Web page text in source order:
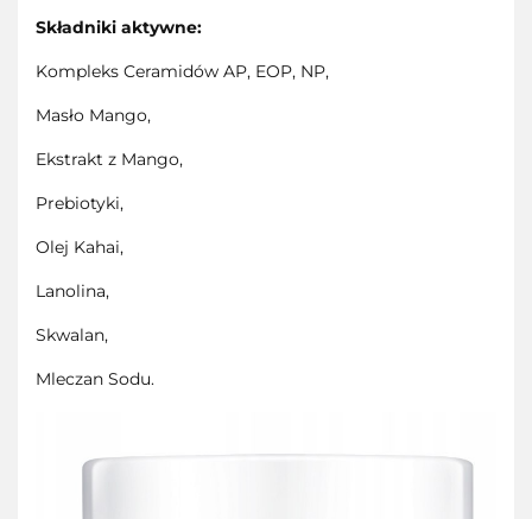
Składniki aktywne:
Kompleks Ceramidów AP, EOP, NP,
Masło Mango,
Ekstrakt z Mango,
Prebiotyki,
Olej Kahai,
Lanolina,
Skwalan,
Mleczan Sodu.